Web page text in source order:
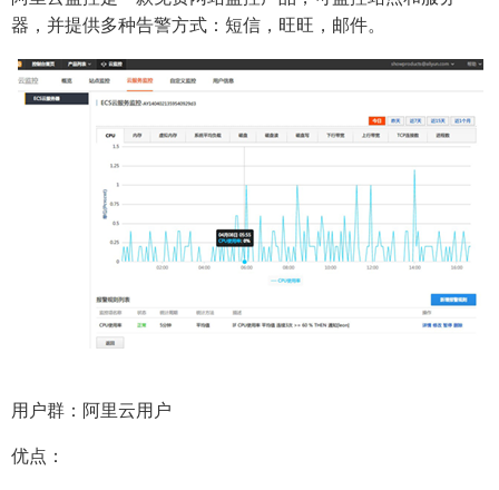
器，并提供多种告警方式：短信，旺旺，邮件。
用户群：阿里云用户
优点：